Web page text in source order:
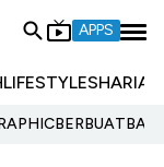
APPS
LIFESTYLESHARIA